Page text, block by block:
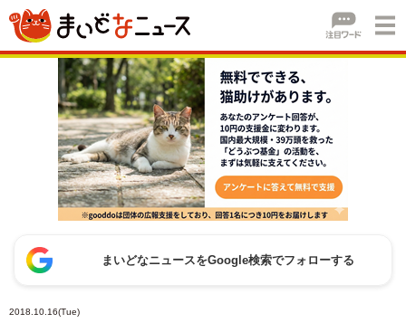
まいどなニュースをGoogle検索でフォローする
2018.10.16(Tue)